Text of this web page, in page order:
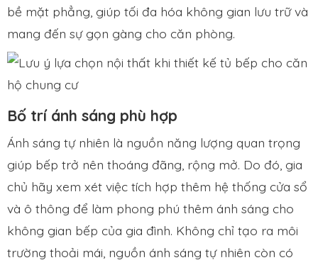
bề mặt phẳng, giúp tối đa hóa không gian lưu trữ và
mang đến sự gọn gàng cho căn phòng.
Bố trí ánh sáng phù hợp
Ánh sáng tự nhiên là nguồn năng lượng quan trọng
giúp bếp trở nên thoáng đãng, rộng mở. Do đó, gia
chủ hãy xem xét việc tích hợp thêm hệ thống cửa sổ
và ô thông để làm phong phú thêm ánh sáng cho
không gian bếp của gia đình. Không chỉ tạo ra môi
trường thoải mái, nguồn ánh sáng tự nhiên còn có